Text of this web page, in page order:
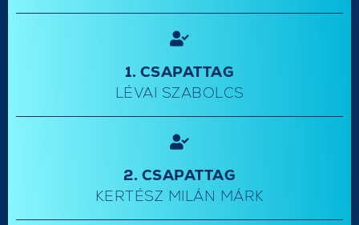
1. CSAPATTAG
LÉVAI SZABOLCS
2. CSAPATTAG
KERTÉSZ MILÁN MÁRK